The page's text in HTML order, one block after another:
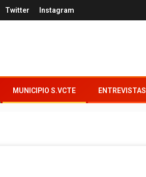
Twitter Instagram
MUNICIPIO S.VCTE ENTREVISTAS